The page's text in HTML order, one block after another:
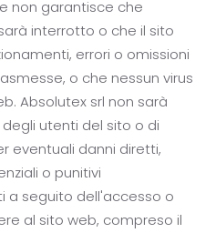
non garantisce che
interrotto o che il sito
errori o omissioni
o che nessun virus
Absolutex srl non sarà
utenti del sito o di
eventuali danni diretti,
o punitivi
a seguito dell'accesso o
al sito web, compreso il